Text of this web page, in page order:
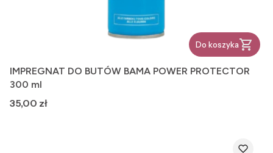
Do koszyka
IMPREGNAT DO BUTÓW BAMA POWER PROTECTOR
300 ml
Cena
35,00 zł